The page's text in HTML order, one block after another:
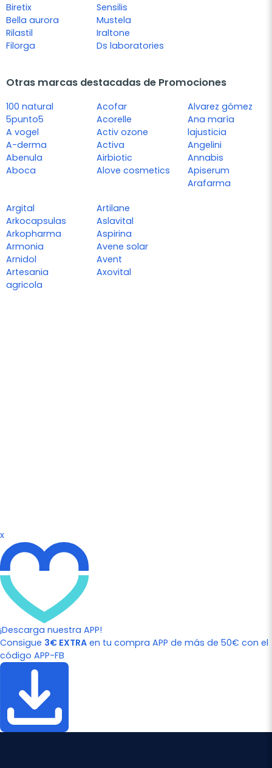
Biretix
Bella aurora
Rilastil
Filorga
Sensilis
Mustela
Iraltone
Ds laboratories
Otras marcas destacadas de Promociones
100 natural
5punto5
A vogel
A-derma
Abenula
Aboca
Acofar
Acorelle
Activ ozone
Activa
Airbiotic
Alove cosmetics
Alvarez gómez
Ana maría
lajusticia
Angelini
Annabis
Apiserum
Arafarma
Argital
Arkocapsulas
Arkopharma
Armonia
Arnidol
Artesania
agricola
Artilane
Aslavital
Aspirina
Avene solar
Avent
Axovital
x
¡Descarga nuestra APP!
Consigue 3€ EXTRA en tu compra APP de más de 50€ con el
código APP-FB